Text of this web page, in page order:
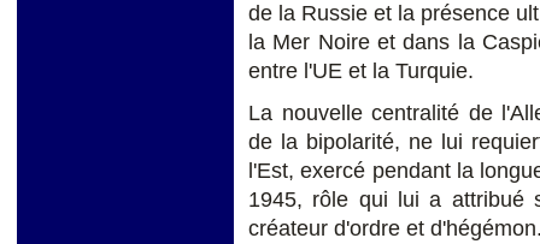
de la Russie et la présence
la Mer Noire et dans la
entre l'UE et la Turquie.
La nouvelle centralité de
de la bipolarité, ne lui
l'Est, exercé pendant la
1945, rôle qui lui a attribué
créateur d'ordre et